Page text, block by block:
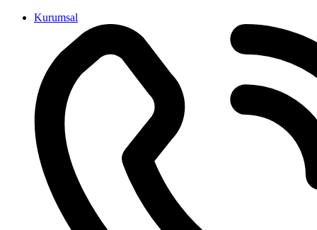
İçeriğeKurumsal